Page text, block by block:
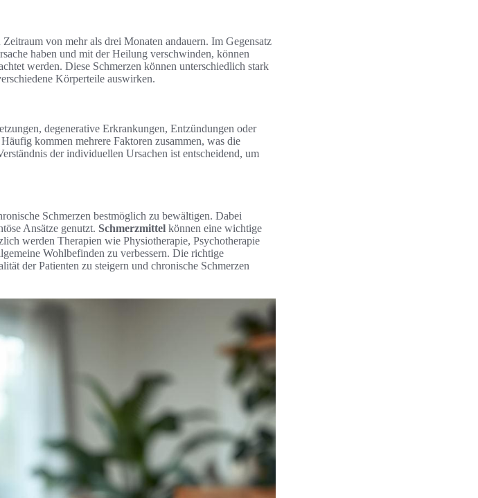
von mehr als drei Monaten andauern. Im Gegensatz
haben und mit der Heilung verschwinden, können
werden. Diese Schmerzen können unterschiedlich stark
Körperteile auswirken.
degenerative Erkrankungen, Entzündungen oder
kommen mehrere Faktoren zusammen, was die
der individuellen Ursachen ist entscheidend, um
Schmerzen bestmöglich zu bewältigen. Dabei
Ansätze genutzt. Schmerzmittel können eine wichtige
werden Therapien wie Physiotherapie, Psychotherapie
Wohlbefinden zu verbessern. Die richtige
der Patienten zu steigern und chronische Schmerzen